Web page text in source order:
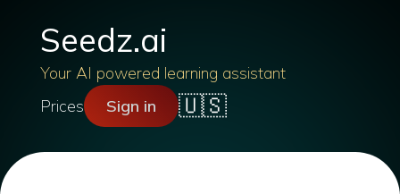
Seedz.ai
Your AI powered learning assistant
Prices
Sign in 🇺🇸